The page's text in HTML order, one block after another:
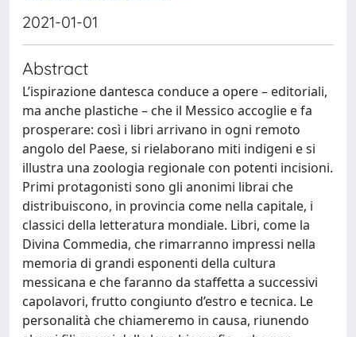
2021-01-01
Abstract
L’ispirazione dantesca conduce a opere – editoriali,
ma anche plastiche – che il Messico accoglie e fa
prosperare: così i libri arrivano in ogni remoto
angolo del Paese, si rielaborano miti indigeni e si
illustra una zoologia regionale con potenti incisioni.
Primi protagonisti sono gli anonimi librai che
distribuiscono, in provincia come nella capitale, i
classici della letteratura mondiale. Libri, come la
Divina Commedia, che rimarranno impressi nella
memoria di grandi esponenti della cultura
messicana e che faranno da staffetta a successivi
capolavori, frutto congiunto d’estro e tecnica. Le
personalità che chiameremo in causa, riunendo